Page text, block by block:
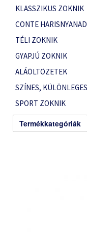
KLASSZIKUS ZOKNIK
CONTE
TÉLI ZOKNIK
GYAPJÚ ZOKNIK
ALÁÖLTÖZETEK
SZÍNES,
SPORT ZOKNIK
Termékkategóriák